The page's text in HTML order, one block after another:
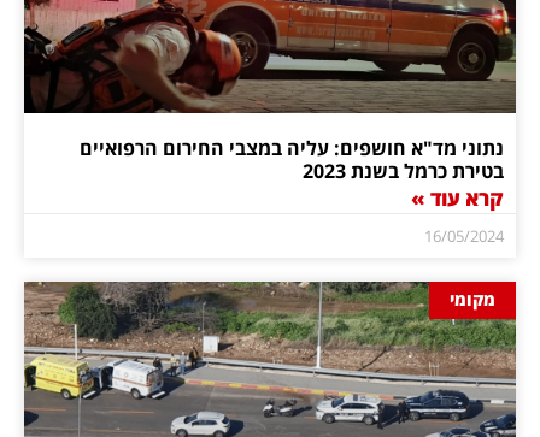
נתוני מד"א חושפים: עליה במצבי החירום הרפואיים
בטירת כרמל בשנת 2023
קרא עוד »
16/05/2024
מקומי